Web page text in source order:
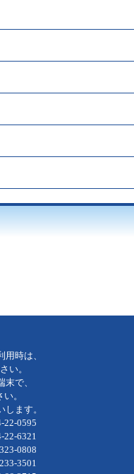
時は、
い。
で、
。
ます。
0595
0808
3501